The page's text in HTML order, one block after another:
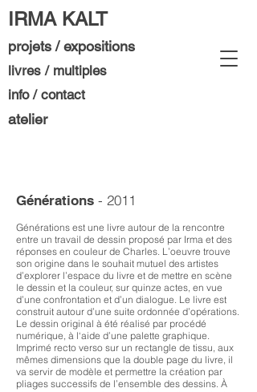
IRMA KALT
projets / expositions
atelier
livres / multiples
info / contact
Générations - 2011
Générations est une livre autour de la rencontre
entre un travail de dessin proposé par Irma et des
réponses en couleur de Charles. L’oeuvre trouve
son origine dans le souhait mutuel des artistes
d’explorer l’espace du livre et de mettre en scène
le dessin et la couleur, sur quinze actes, en vue
d’une confrontation et d’un dialogue. Le livre est
construit autour d’une suite ordonnée d’opérations.
Le dessin original à été réalisé par procédé
numérique, à l‘aide d’une palette graphique.
Imprimé recto verso sur un rectangle de tissu, aux
mêmes dimensions que la double page du livre, il
va servir de modèle et permettre la création par
pliages successifs de l’ensemble des dessins. À